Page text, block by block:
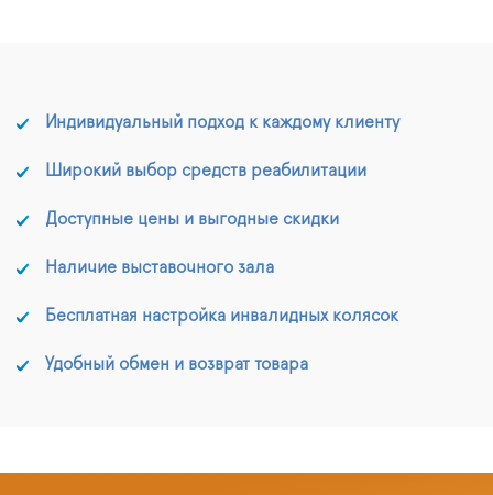
Индивидуальный подход к каждому клиенту
Широкий выбор средств реабилитации
Доступные цены и выгодные скидки
Наличие выставочного зала
Бесплатная настройка инвалидных колясок
Удобный обмен и возврат товара